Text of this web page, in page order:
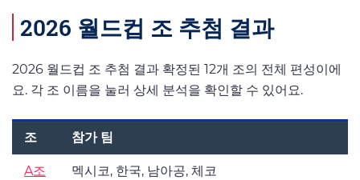
2026 월드컵 조 추첨 결과
2026 월드컵 조 추첨 결과 확정된 12개 조의 전체 편성이에
요. 각 조 이름을 눌러 상세 분석을 확인할 수 있어요.
조 참가 팀
A조 멕시코, 한국, 남아공, 체코